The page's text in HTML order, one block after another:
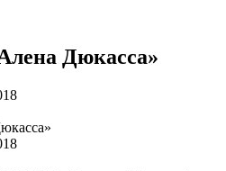
Дюкасса»